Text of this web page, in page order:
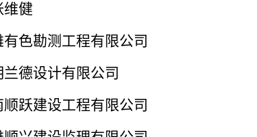
维健
色勘测工程有限公司
兰德设计有限公司
顺跃建设工程有限公司